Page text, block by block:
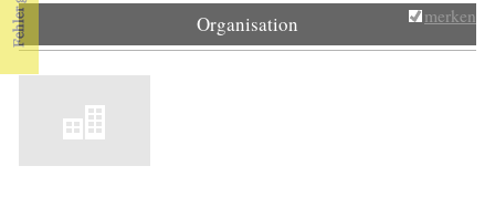
Organisation merken